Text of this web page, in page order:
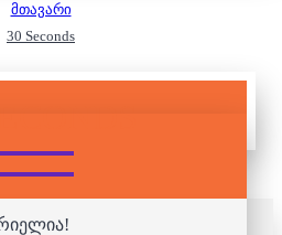
მთავარი
30 Seconds